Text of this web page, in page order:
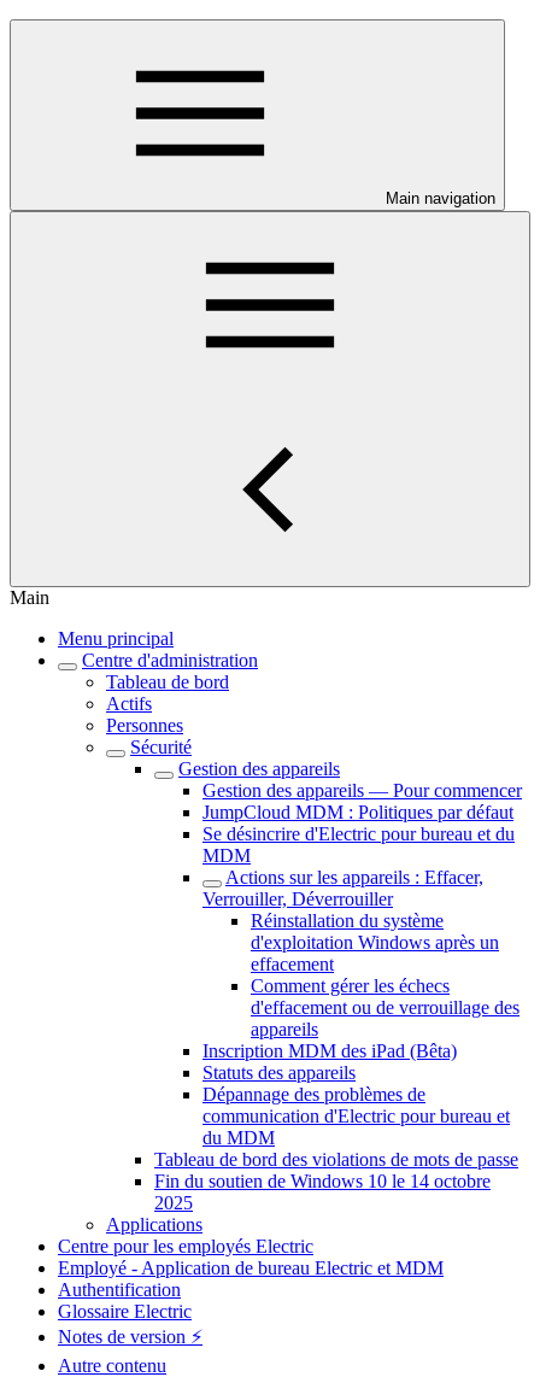
Main navigation
Main
Menu principal
Centre d'administration
Tableau de bord
Actifs
Personnes
Sécurité
Gestion des appareils
Gestion des appareils — Pour commencer
JumpCloud MDM : Politiques par défaut
Se désincrire d'Electric pour bureau et du
MDM
Actions sur les appareils : Effacer,
Verrouiller, Déverrouiller
Réinstallation du système
d'exploitation Windows après un
effacement
Comment gérer les échecs
d'effacement ou de verrouillage des
appareils
Inscription MDM des iPad (Bêta)
Statuts des appareils
Dépannage des problèmes de
communication d'Electric pour bureau et
du MDM
Tableau de bord des violations de mots de passe
Fin du soutien de Windows 10 le 14 octobre
2025
Applications
Centre pour les employés Electric
Employé - Application de bureau Electric et MDM
Authentification
Glossaire Electric
Notes de version ⚡️
Autre contenu